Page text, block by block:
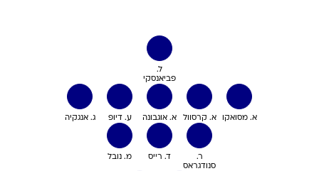
ל.
פביאנסקי
ג. אנגקיה ע. דיופ א. אוגבונה א. קרסוול א. מסואקו
מ. נובל ד. רייס
ר.
סנודגראס